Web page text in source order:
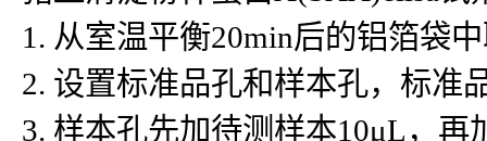
1. 从室温平衡20min后的铝箔袋
2. 设置标准品孔和样本孔，标准
3. 样本孔先加待测样本10μL，